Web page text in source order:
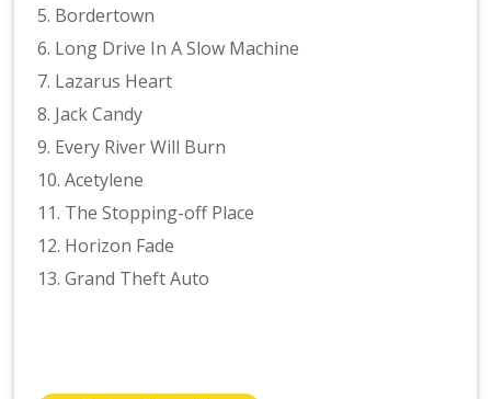
5. Bordertown
6. Long Drive In A Slow Machine
7. Lazarus Heart
8. Jack Candy
9. Every River Will Burn
10. Acetylene
11. The Stopping-off Place
12. Horizon Fade
13. Grand Theft Auto